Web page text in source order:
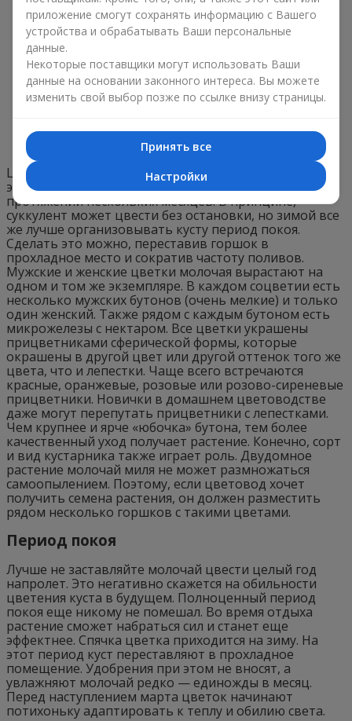
Цветущий молочай миля смотрится достаточно
эффектно, при этом его цветение длится на
протяжении нескольких месяцев. В принципе,
суккулент может цвести без остановки, но зимой все
же лучше организовывать кусту период покоя.
Сделать это можно, переставив горшок в
прохладное место и сократив частоту поливов.
Мужские и женские цветки молочая вырастают на
одном и том же экземпляре. В каждом соцветии есть
несколько мужских бутонов (очень мелкие) и только
один женский. Также рядом с каждым бутоном есть
микрожелезы с нектаром. Все цветки украшены
прицветниками сферической формы, которые
окрашены в другой цвет или другой оттенок того же
цвета, что и лепестки. Чаще всего встречаются
красные, оранжевые, розовые или розово-сиреневые
прицветники. Новички в домашнем цветоводстве
даже могут перепутать прицветники с лепестками.
Чем крупнее и ярче «юбочка» бутона, тем более
качественный уход получает растение. Конечно, сорт
и вид кустарника также играет роль. Двудомное
растение молочай миля не может размножаться
самоопылением. Поэтому, если цветовод хочет
получить семена растения, он должен разместить
рядом несколько горшков с такими цветами.
Период покоя
Лучше не заставляйте молочай цвести целый год
напролет. Это негативно скажется на обильности
цветения куста в будущем. Полноценный период
покоя еще никому не помешал. Во время отдыха
растение сможет набраться сил и станет еще
эффектнее. Спячка цветка приходится на зиму. На
этот период куст переставляют в прохладное
помещение. Удобрения при этом не вносят, а
увлажняют молочай редко — единожды в месяц.
Перед наступлением марта цветок начинают
потихоньку адаптировать к теплу и обилию света.
приложение смогут сохранять информацию с Вашего
устройства и обрабатывать Ваши персональные
данные.
Некоторые поставщики могут использовать Ваши
данные на основании законного интереса. Вы можете
изменить свой выбор позже по ссылке внизу страницы.
Принять все
Настройки